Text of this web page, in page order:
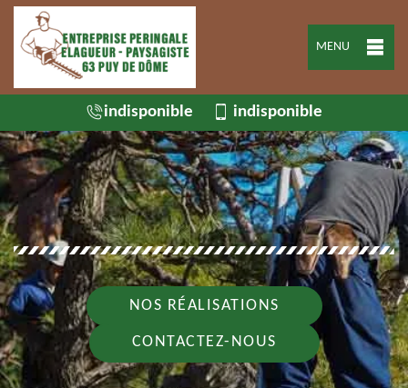
MENU
indisponible indisponible
NOS RÉALISATIONS
CONTACTEZ-NOUS